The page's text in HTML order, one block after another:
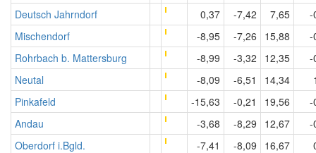
Deutsch Jahrndorf
0,37 -7,42 7,65
-
Mischendorf
-8,95 -7,26 15,88
-
Rohrbach b. Mattersburg
-8,99 -3,32 12,35
-
Neutal
-8,09 -6,51 14,34
Pinkafeld
-15,63 -0,21 19,56
-
Andau
-3,68 -8,29 12,67
-
Oberdorf i.Bgld.
-7,41 -8,09 16,67